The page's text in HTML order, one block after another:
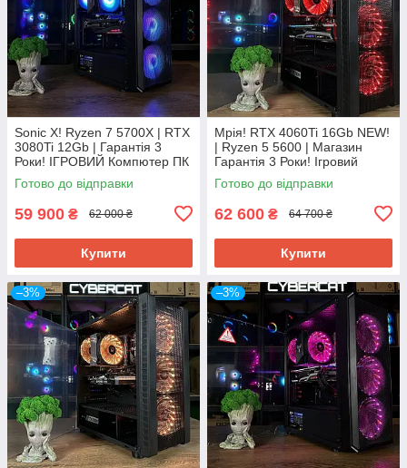
Sonic X! Ryzen 7 5700Х | RTX
3080Ti 12Gb | Гарантія 3
Роки! ІГРОВИЙ Компютер ПК
від Магазин CyberCat
Готово до відправки
59 900 ₴ 62 000 ₴
Купити
Мрія! RTX 4060Ti 16Gb NEW!
| Ryzen 5 5600 | Магазин
Гарантія 3 Роки! Ігровий
Компютер ПК від CyberCat
Готово до відправки
62 600 ₴ 64 700 ₴
Купити
–3% –3%